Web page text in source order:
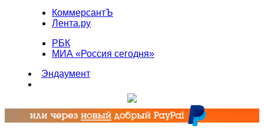
КоммерсантЪ
Лента.ру
РБК
МИА «Россия сегодня»
Эндаумент